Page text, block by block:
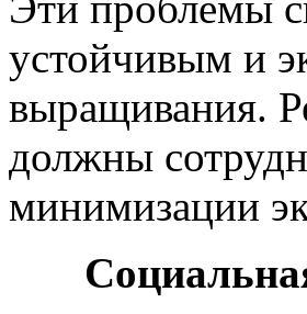
устойчивым и
выращивания.
должны
минимизации